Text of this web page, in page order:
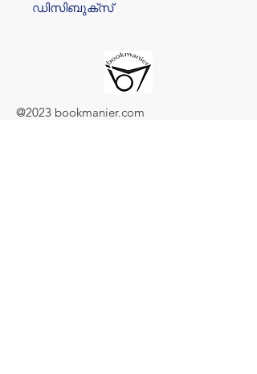
ഡിസിബുക്സ്
@2023 bookmanier.com